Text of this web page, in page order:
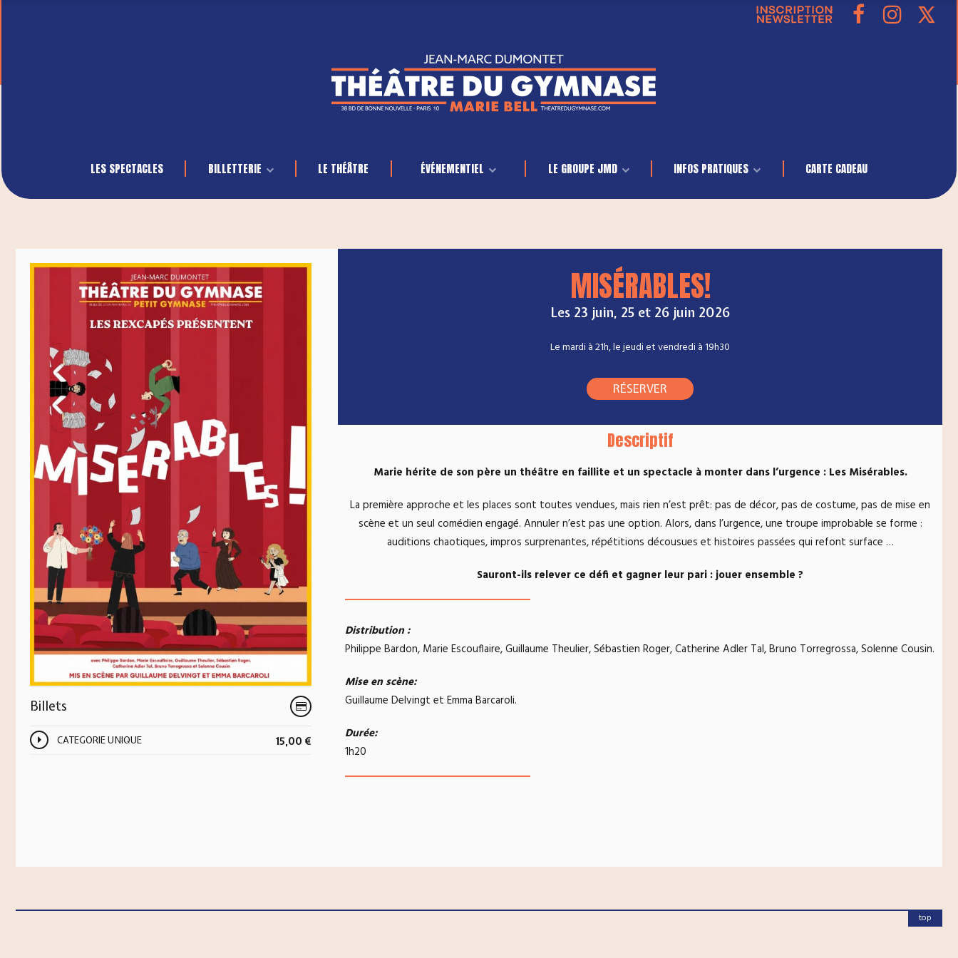
LES SPECTACLES BILLETTERIE LE THÉÂTRE ÉVÉNEMENTIEL LE GROUPE JMD INFOS PRATIQUES CARTE CADEAU
Billets
CATEGORIE UNIQUE 15,00 €
MISÉRABLES!
Les 23 juin, 25 et 26 juin 2026
Le mardi à 21h, le jeudi et vendredi à 19h30
RÉSERVER
Descriptif
Marie hérite de son père un théâtre en faillite et un spectacle à monter dans l’urgence : Les Misérables.
La première approche et les places sont toutes vendues, mais rien n’est prêt: pas de décor, pas de costume, pas de mise en
scène et un seul comédien engagé. Annuler n’est pas une option. Alors, dans l’urgence, une troupe improbable se forme :
auditions chaotiques, impros surprenantes, répétitions décousues et histoires passées qui refont surface …
Sauront-ils relever ce défi et gagner leur pari : jouer ensemble ?
Distribution :
Philippe Bardon, Marie Escouflaire, Guillaume Theulier, Sébastien Roger, Catherine Adler Tal, Bruno Torregrossa, Solenne Cousin.
Mise en scène:
Guillaume Delvingt et Emma Barcaroli.
Durée:
1h20
top